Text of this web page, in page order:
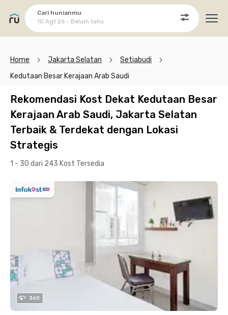
Cari hunianmu
10 Agt 26 - Belum tahu
Home Jakarta Selatan
Setiabudi
Kedutaan Besar Kerajaan Arab Saudi
Rekomendasi Kost Dekat Kedutaan Besar
Kerajaan Arab Saudi, Jakarta Selatan
Terbaik & Terdekat dengan Lokasi
Strategis
1 - 30 dari 243 Kost Tersedia
360